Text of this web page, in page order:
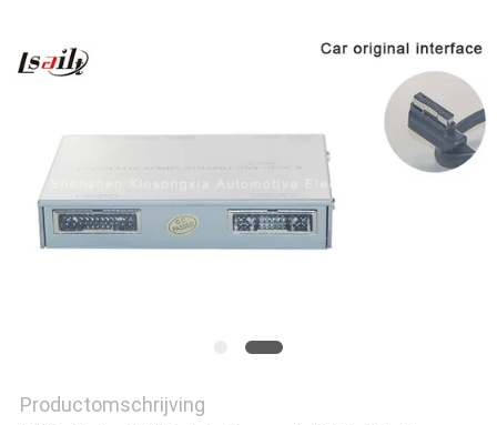
PRIVACY
POLICY
Productomschrijving